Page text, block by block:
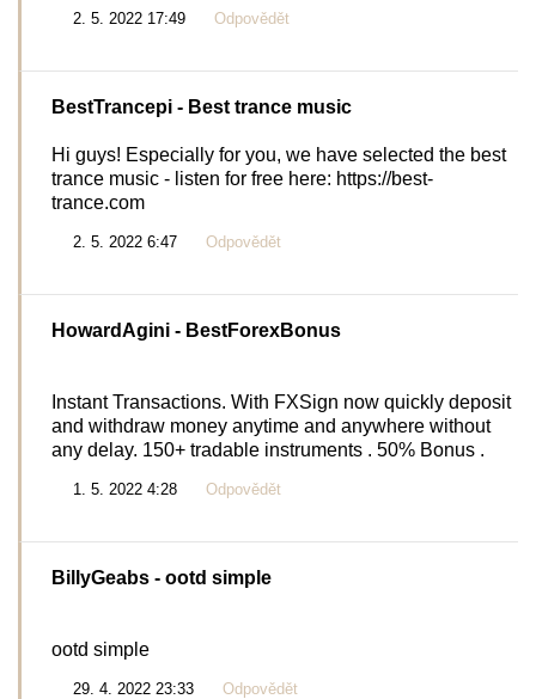
2. 5. 2022 17:49 Odpovědět
BestTrancepi - Best trance music
Hi guys! Especially for you, we have selected the best
trance music - listen for free here: https://best-
trance.com
2. 5. 2022 6:47 Odpovědět
HowardAgini - BestForexBonus
Instant Transactions. With FXSign now quickly deposit
and withdraw money anytime and anywhere without
any delay. 150+ tradable instruments . 50% Bonus .
1. 5. 2022 4:28 Odpovědět
BillyGeabs - ootd simple
ootd simple
29. 4. 2022 23:33 Odpovědět